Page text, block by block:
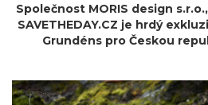
Společnost MORIS design s.r.o.,
SAVETHEDAY.CZ je hrdý
Grundéns pro Českou